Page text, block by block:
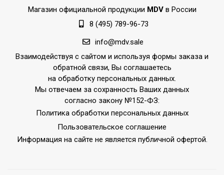
Магазин официальной продукции MDVв России
8 (495) 789-96-73
info@mdv.sale
Взаимодействуя с сайтом и используя формы заказа и
обратной связи, Вы соглашаетесь
на обработку персональных данных.
Мы отвечаем за сохранность Ваших данных
согласно закону №152-ФЗ:
Политика обработки персональных данных
Пользовательское соглашение
Информация на сайте не является публичной офертой.